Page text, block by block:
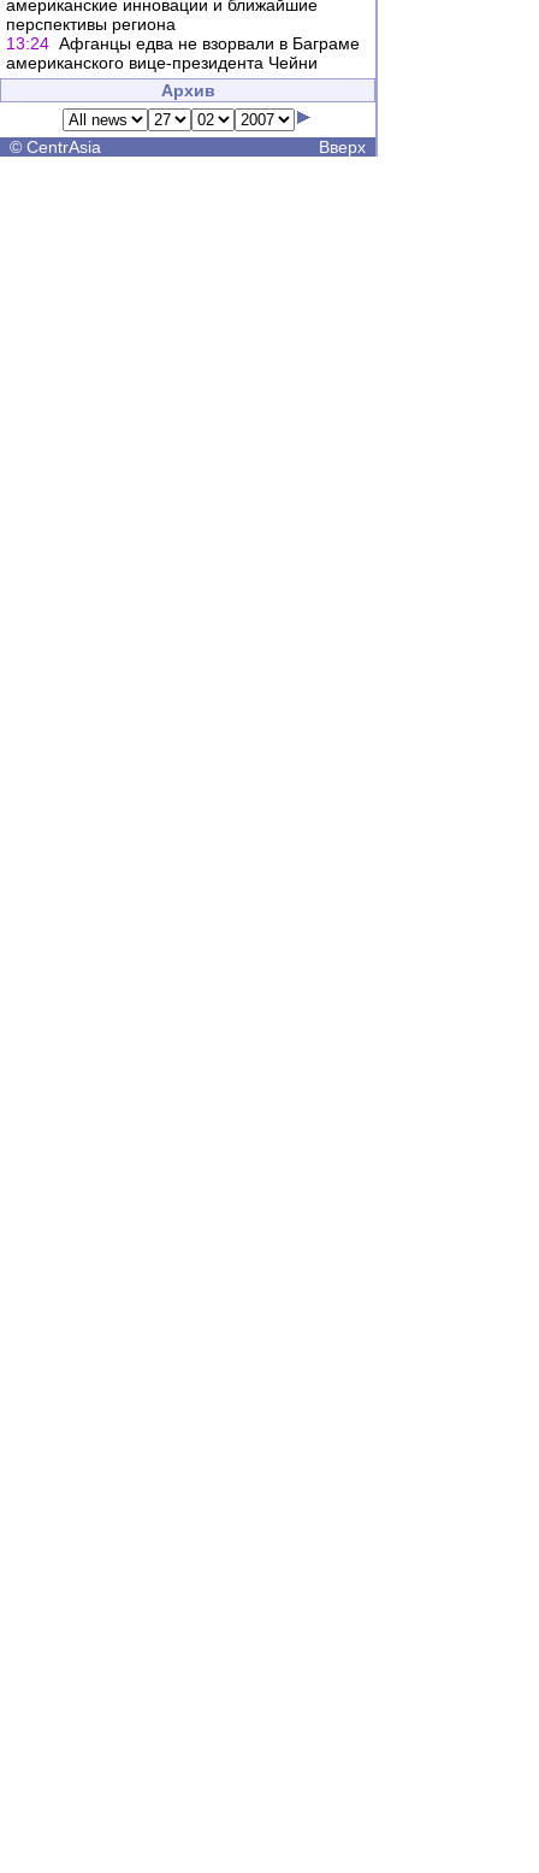
американские инновации и ближайшие
перспективы региона
13:24 Афганцы едва не взорвали в Баграме
американского вице-президента Чейни
Архив
© CentrAsia Вверх